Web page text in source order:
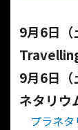
9月6日
9月6日
ネタリウ
プラネタ